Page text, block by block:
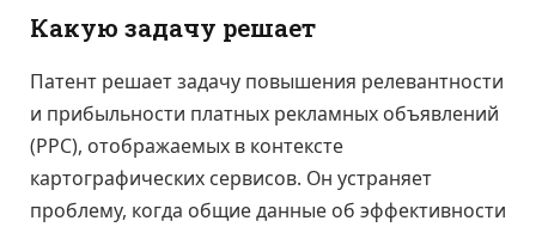
Какую задачу решает
Патент решает задачу повышения релевантности
и прибыльности платных рекламных объявлений
(PPC), отображаемых в контексте
картографических сервисов. Он устраняет
проблему, когда общие данные об эффективности